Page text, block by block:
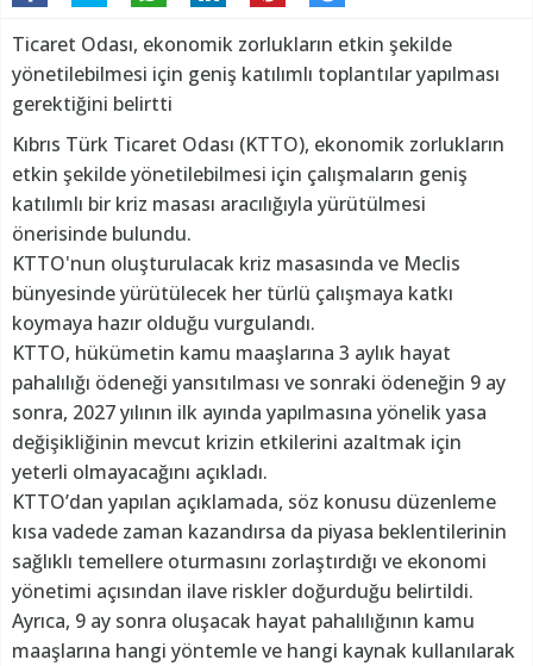
Ticaret Odası, ekonomik zorlukların etkin şekilde
yönetilebilmesi için geniş katılımlı toplantılar yapılması
gerektiğini belirtti
Kıbrıs Türk Ticaret Odası (KTTO), ekonomik zorlukların
etkin şekilde yönetilebilmesi için çalışmaların geniş
katılımlı bir kriz masası aracılığıyla yürütülmesi
önerisinde bulundu.
KTTO'nun oluşturulacak kriz masasında ve Meclis
bünyesinde yürütülecek her türlü çalışmaya katkı
koymaya hazır olduğu vurgulandı.
KTTO, hükümetin kamu maaşlarına 3 aylık hayat
pahalılığı ödeneği yansıtılması ve sonraki ödeneğin 9 ay
sonra, 2027 yılının ilk ayında yapılmasına yönelik yasa
değişikliğinin mevcut krizin etkilerini azaltmak için
yeterli olmayacağını açıkladı.
KTTO’dan yapılan açıklamada, söz konusu düzenleme
kısa vadede zaman kazandırsa da piyasa beklentilerinin
sağlıklı temellere oturmasını zorlaştırdığı ve ekonomi
yönetimi açısından ilave riskler doğurduğu belirtildi.
Ayrıca, 9 ay sonra oluşacak hayat pahalılığının kamu
maaşlarına hangi yöntemle ve hangi kaynak kullanılarak